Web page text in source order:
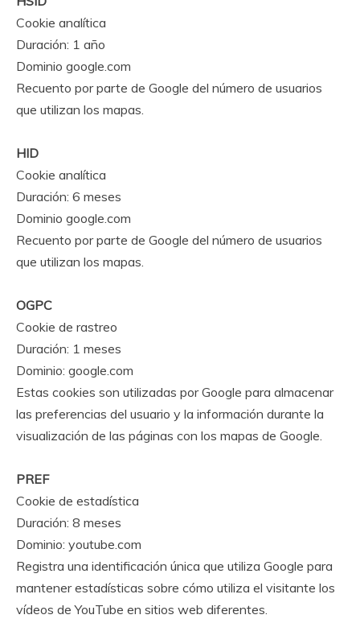
Cookie analítica
Duración: 1 año
Dominio google.com
Recuento por parte de Google del número de usuarios
que utilizan los mapas.
HID
Cookie analítica
Duración: 6 meses
Dominio google.com
Recuento por parte de Google del número de usuarios
que utilizan los mapas.
OGPC
Cookie de rastreo
Duración: 1 meses
Dominio: google.com
Estas cookies son utilizadas por Google para almacenar
las preferencias del usuario y la información durante la
visualización de las páginas con los mapas de Google.
PREF
Cookie de estadística
Duración: 8 meses
Dominio: youtube.com
Registra una identificación única que utiliza Google para
mantener estadísticas sobre cómo utiliza el visitante los
vídeos de YouTube en sitios web diferentes.